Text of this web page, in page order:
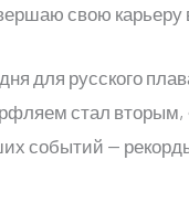
свою карьеру
для русского
стал вторым,
событий —